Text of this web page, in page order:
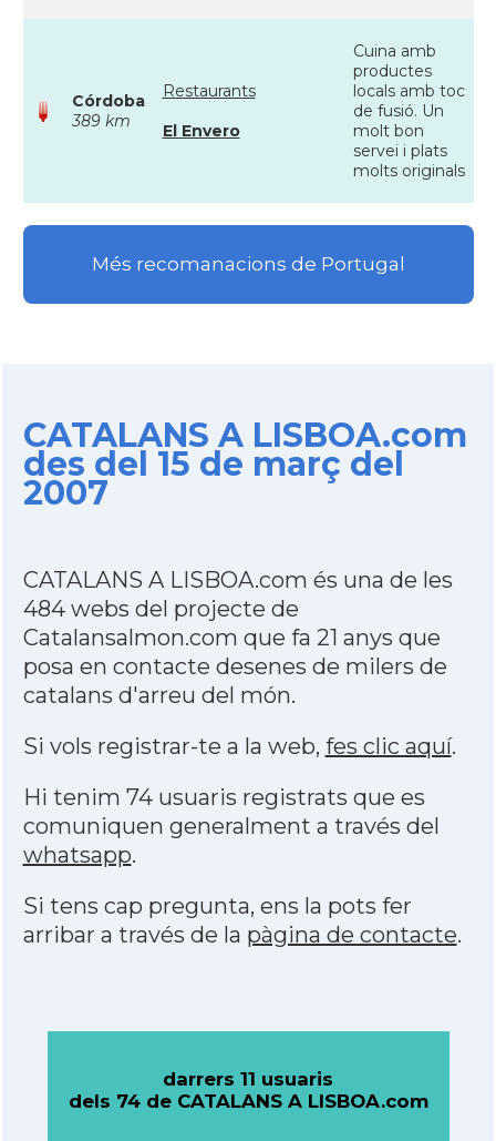
Córdoba
389 km
Restaurants
El Envero
Cuina amb
productes
locals amb toc
de fusió. Un
molt bon
servei i plats
molts originals
Més recomanacions de Portugal
CATALANS A LISBOA.com
des del 15 de març del
2007
CATALANS A LISBOA.com és una de les
484 webs del projecte de
Catalansalmon.com que fa 21 anys que
posa en contacte desenes de milers de
catalans d'arreu del món.
Si vols registrar-te a la web, fes clic aquí.
Hi tenim 74 usuaris registrats que es
comuniquen generalment a través del
whatsapp.
Si tens cap pregunta, ens la pots fer
arribar a través de la pàgina de contacte.
darrers 11 usuaris
dels 74 de CATALANS A LISBOA.com